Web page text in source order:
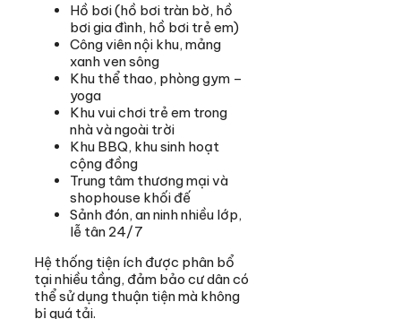
Hồ bơi (hồ bơi tràn bờ, hồ
bơi gia đình, hồ bơi trẻ em)
Công viên nội khu, mảng
xanh ven sông
Khu thể thao, phòng gym –
yoga
Khu vui chơi trẻ em trong
nhà và ngoài trời
Khu BBQ, khu sinh hoạt
cộng đồng
Trung tâm thương mại và
shophouse khối đế
Sảnh đón, an ninh nhiều lớp,
lễ tân 24/7
Hệ thống tiện ích được phân bổ
tại nhiều tầng, đảm bảo cư dân có
thể sử dụng thuận tiện mà không
bị quá tải.